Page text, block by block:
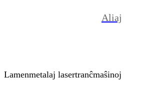
Aliaj
Lamenmetalaj lasertranĉmaŝinoj